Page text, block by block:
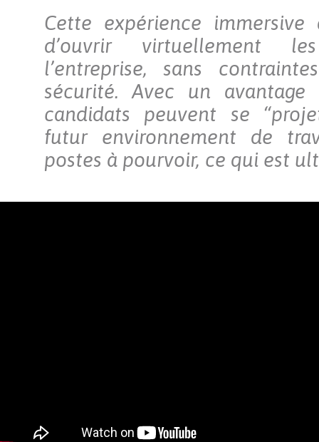
Cette expérience immersive
d’ouvrir virtuellement
l’entreprise, sans
sécurité. Avec un
candidats peuvent se
futur environnement de
postes à pourvoir, ce qui est